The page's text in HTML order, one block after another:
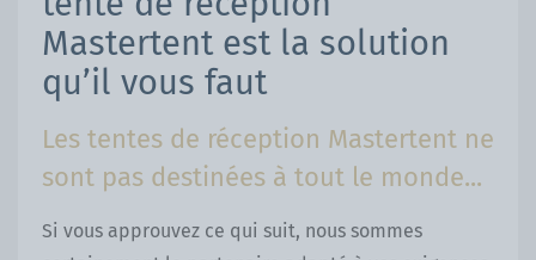
Mastertent est la solution
qu’il vous faut
Les tentes de réception Mastertent ne
sont pas destinées à tout le monde...
Si vous approuvez ce qui suit, nous sommes